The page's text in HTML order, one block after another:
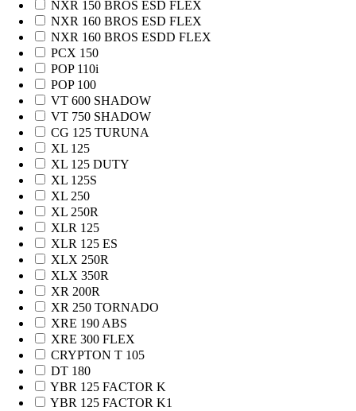
NXR 150 BROS ESD FLEX
NXR 160 BROS ESD FLEX
NXR 160 BROS ESDD FLEX
PCX 150
POP 110i
POP 100
VT 600 SHADOW
VT 750 SHADOW
CG 125 TURUNA
XL 125
XL 125 DUTY
XL 125S
XL 250
XL 250R
XLR 125
XLR 125 ES
XLX 250R
XLX 350R
XR 200R
XR 250 TORNADO
XRE 190 ABS
XRE 300 FLEX
CRYPTON T 105
DT 180
YBR 125 FACTOR K
YBR 125 FACTOR K1